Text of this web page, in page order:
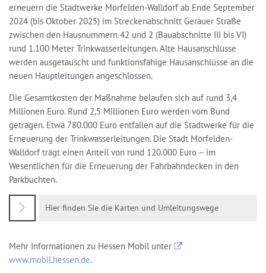
erneuern die Stadtwerke Mörfelden-Walldorf ab Ende September
2024 (bis Oktober 2025) im Streckenabschnitt Gerauer Straße
zwischen den Hausnummern 42 und 2 (Bauabschnitte III bis VI)
rund 1.100 Meter Trinkwasserleitungen. Alte Hausanschlüsse
werden ausgetauscht und funktionsfähige Hausanschlüsse an die
neuen Hauptleitungen angeschlossen.
Die Gesamtkosten der Maßnahme belaufen sich auf rund 3,4
Millionen Euro. Rund 2,5 Millionen Euro werden vom Bund
getragen. Etwa 780.000 Euro entfallen auf die Stadtwerke für die
Erneuerung der Trinkwasserleitungen. Die Stadt Mörfelden-
Walldorf trägt einen Anteil von rund 120.000 Euro – im
Wesentlichen für die Erneuerung der Fahrbahndecken in den
Parkbuchten.
Hier finden Sie die Karten und Umleitungswege
Mehr Informationen zu Hessen Mobil unter
www.mobil.hessen.de.